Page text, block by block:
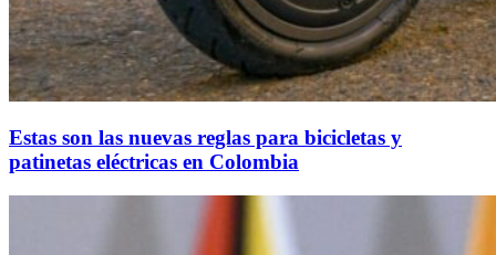
Estas son las nuevas reglas para bicicletas y
patinetas eléctricas en Colombia